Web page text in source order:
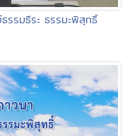
รรมธีระ ธรรมะพิสุทธิ์